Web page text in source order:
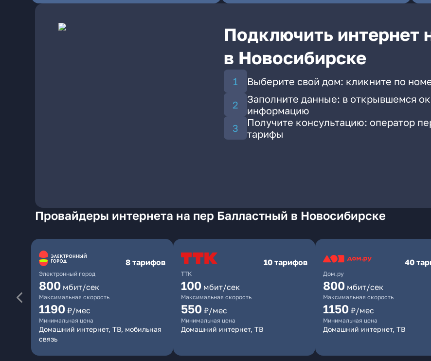
Подключить интернет
в Новосибирске
Выберите свой дом: кликните по
Заполните данные: в открывшемся
информацию
Получите консультацию: оператор
тарифы
Провайдеры интернета на пер Балластный в Новосибирске
Электронный город
8 тарифов
800 мбит/сек
Максимальная скорость
1190 ₽/мес
Минимальная цена
Домашний интернет, ТВ, мобильная
связь
ТТК
10 тарифов
100 мбит/сек
Максимальная скорость
550 ₽/мес
Минимальная цена
Домашний интернет, ТВ
Дом.ру
40
800 мбит/сек
Максимальная скорость
1150 ₽/мес
Минимальная цена
Домашний интернет, ТВ